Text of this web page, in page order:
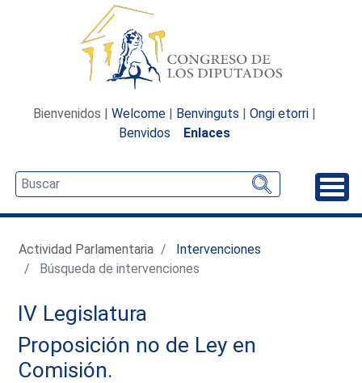
Bienvenidos | Welcome | Benvinguts | Ongi etorri |
Benvidos
Enlaces
Actividad Parlamentaria
Intervenciones
Búsqueda de intervenciones
IV Legislatura
Proposición no de Ley en
Comisión.